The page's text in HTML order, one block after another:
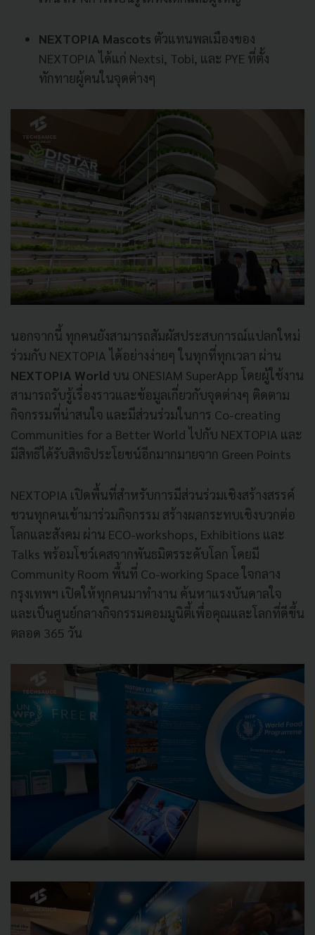
NEXTOPIA Mascots ตัวแทนพลเมืองของ
NEXTOPIA ได้แก่ Nextsi, Tobi, และ PYE ที่ตั้ง
ทักทายผู้คนในจุดต่างๆ
นอกจากนี้ ทุกคนยังสามารถสัมผัสประสบการณ์แปลกใหม่
ร่วมกับ NEXTOPIA ได้อย่างง่ายๆ ในทุกที่ทุกเวลา ผ่าน
NEXTOPIA World บน ONESIAM SuperApp โดยผู้ใช้งาน
สามารถรับรู้เรื่องราวและข้อมูลเกี่ยวกับจุดต่างๆ ติดตาม
กิจกรรมที่น่าสนใจ และมีส่วนร่วมในการ Co-creating
Communities for a Better World ไปกับ NEXTOPIA และ
มีสิทธิได้รับสิทธิประโยชน์อีกมากมายจาก Green Points
NEXTOPIA เปิดพื้นที่สำหรับการมีส่วนร่วมเชิงสร้างสรรค์
ชวนทุกคนเข้ามาร่วมกิจกรรม สร้างผลกระทบเชิงบวกต่อ
โลกและสังคม ผ่าน ECO-workshops, Exhibitions และ
Talks พร้อมโชว์เคสจากพันธมิตรระดับโลก โดยมี
Community Room พื้นที่ Co-working Space ใจกลาง
กรุงเทพฯ เปิดให้ทุกคนมาทำงาน ค้นหาแรงบันดาลใจ
และเป็นศูนย์กลางกิจกรรมคอมมูนิตี้เพื่อคุณและโลกที่ดีขึ้น
ตลอด 365 วัน